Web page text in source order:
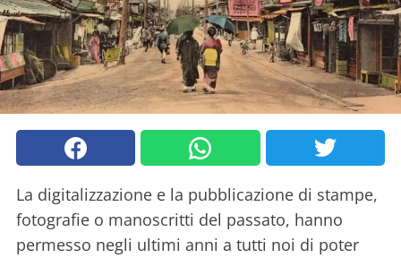
La digitalizzazione e la pubblicazione di stampe,
fotografie o manoscritti del passato, hanno
permesso negli ultimi anni a tutti noi di poter